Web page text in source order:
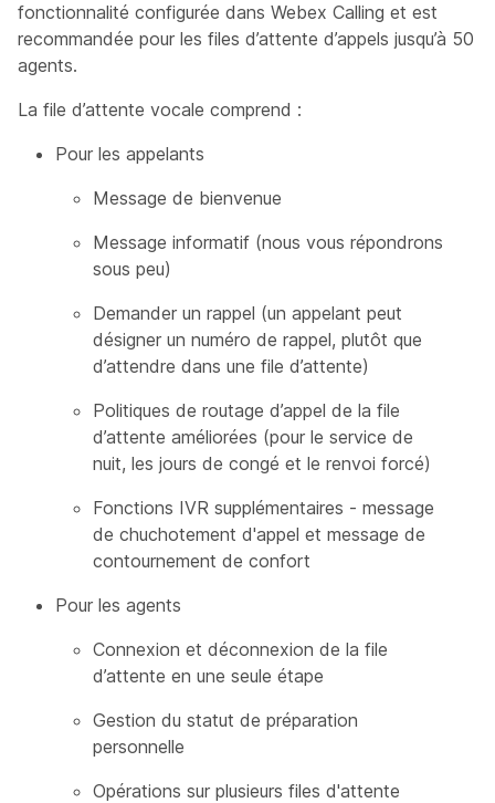
fonctionnalité configurée dans Webex Calling et est
recommandée pour les files d’attente d’appels jusqu’à 50
agents.
La file d’attente vocale comprend :
Pour les appelants
Message de bienvenue
Message informatif (nous vous répondrons
sous peu)
Demander un rappel (un appelant peut
désigner un numéro de rappel, plutôt que
d’attendre dans une file d’attente)
Politiques de routage d’appel de la file
d’attente améliorées (pour le service de
nuit, les jours de congé et le renvoi forcé)
Fonctions IVR supplémentaires - message
de chuchotement d'appel et message de
contournement de confort
Pour les agents
Connexion et déconnexion de la file
d’attente en une seule étape
Gestion du statut de préparation
personnelle
Opérations sur plusieurs files d'attente